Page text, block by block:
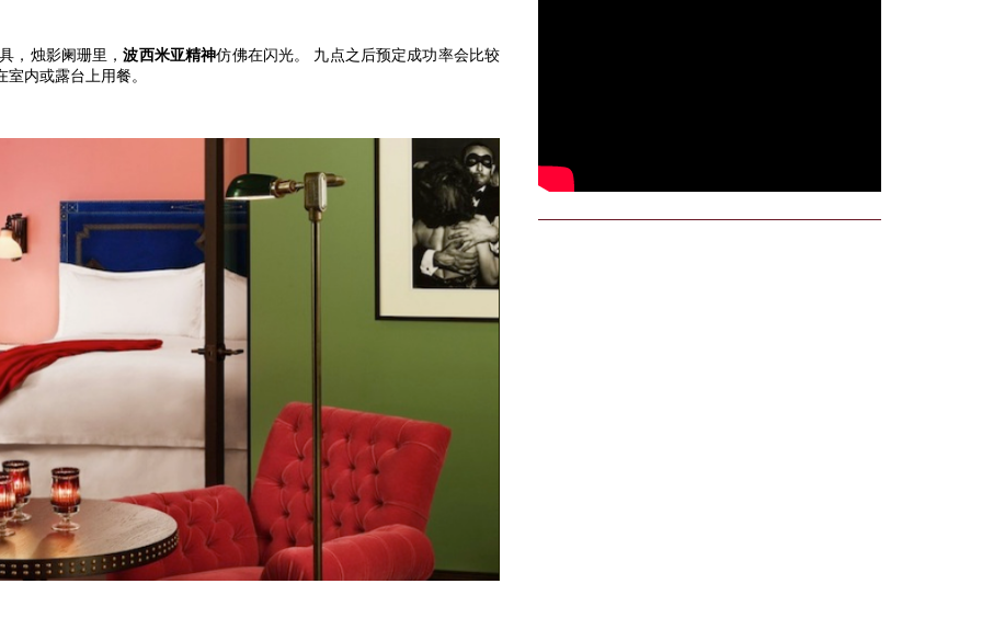
，烛影阑珊里，波西米亚精神仿佛在闪光。 九点之后预定成功率会比较
内或露台上用餐。